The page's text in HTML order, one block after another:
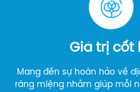
Giá trị cốt
Mang đến sự hoàn hảo về
răng miệng nhằm giúp mỗi